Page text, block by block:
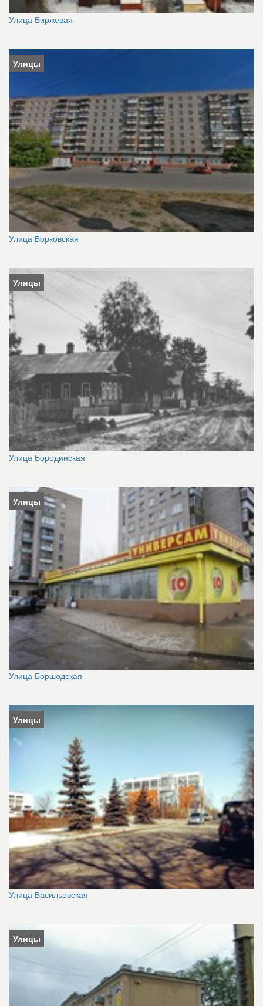
Улица Биржевая
Улицы
Улица Борковская
Улицы
Улица Бородинская
Улицы
Улица Боршодская
Улицы
Улица Васильевская
Улицы